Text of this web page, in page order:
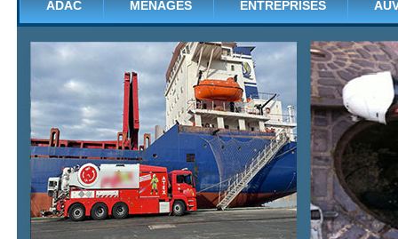
ADAC MÉNAGES ENTREPRISES